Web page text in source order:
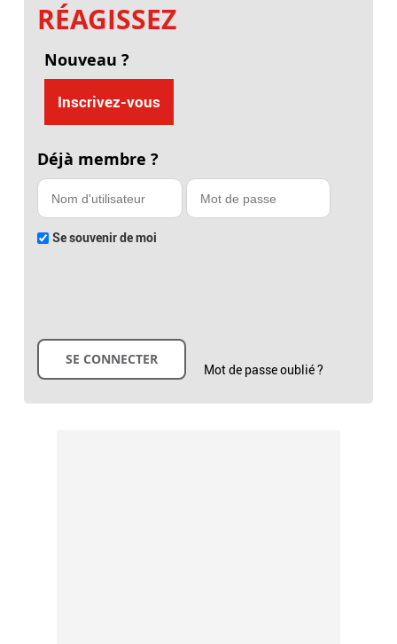
RÉAGISSEZ
Nouveau ?
Inscrivez-vous
Déjà membre ?
Se souvenir de moi
Mot de passe oublié ?